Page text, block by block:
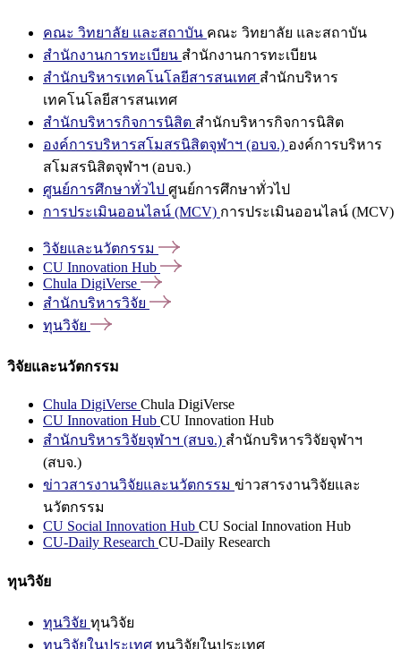
คณะ วิทยาลัย และสถาบัน คณะ วิทยาลัย และสถาบัน
สำนักงานการทะเบียน สำนักงานการทะเบียน
สำนักบริหารเทคโนโลยีสารสนเทศ สำนักบริหาร
เทคโนโลยีสารสนเทศ
สำนักบริหารกิจการนิสิต สำนักบริหารกิจการนิสิต
องค์การบริหารสโมสรนิสิตจุฬาฯ (อบจ.) องค์การบริหาร
สโมสรนิสิตจุฬาฯ (อบจ.)
ศูนย์การศึกษาทั่วไป ศูนย์การศึกษาทั่วไป
การประเมินออนไลน์ (MCV) การประเมินออนไลน์ (MCV)
วิจัยและนวัตกรรม
CU Innovation Hub
Chula DigiVerse
สำนักบริหารวิจัย
ทุนวิจัย
วิจัยและนวัตกรรม
Chula DigiVerse Chula DigiVerse
CU Innovation Hub CU Innovation Hub
สำนักบริหารวิจัยจุฬาฯ (สบจ.) สำนักบริหารวิจัยจุฬาฯ
(สบจ.)
ข่าวสารงานวิจัยและนวัตกรรม ข่าวสารงานวิจัยและ
นวัตกรรม
CU Social Innovation Hub CU Social Innovation Hub
CU-Daily Research CU-Daily Research
ทุนวิจัย
ทุนวิจัย ทุนวิจัย
ทุนวิจัยในประเทศ ทุนวิจัยในประเทศ